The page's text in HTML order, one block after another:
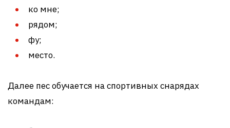
ко мне;
рядом;
фу;
место.
Далее пес обучается на спортивных снарядах
командам: